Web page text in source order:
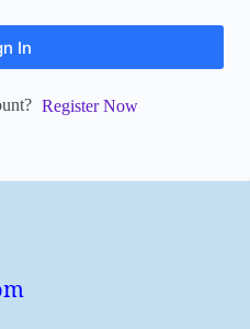
In
Register Now